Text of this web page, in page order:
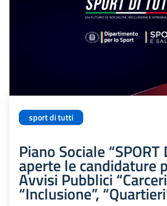
sport di tutti
Piano Sociale “SPORT
aperte le candidature
Avvisi Pubblici
“Inclusione”,